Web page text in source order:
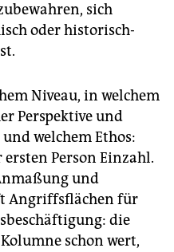
sich
oder historisch-
Niveau, in welchem
Perspektive und
welchem Ethos:
Person Einzahl.
und
Angriffsflächen für
die
schon wert,